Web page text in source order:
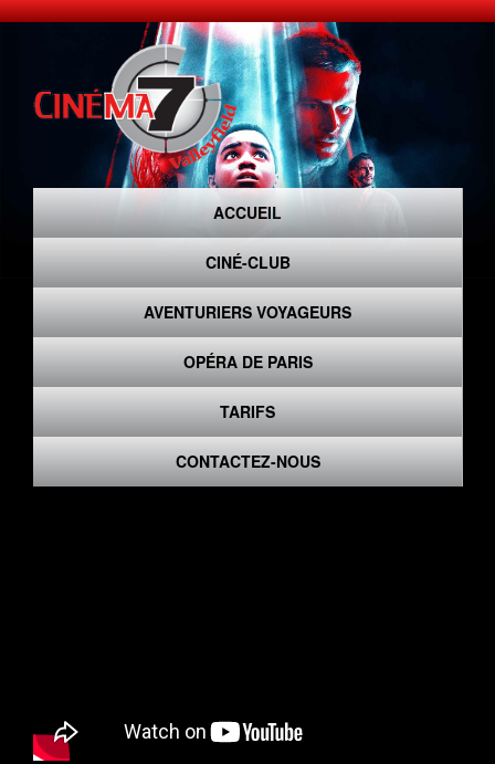
ACCUEIL
CINÉ-CLUB
AVENTURIERS VOYAGEURS
OPÉRA DE PARIS
TARIFS
CONTACTEZ-NOUS